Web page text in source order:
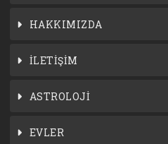
HAKKIMIZDA
İLETİŞİM
ASTROLOJİ
EVLER